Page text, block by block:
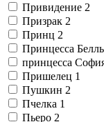
Привидение 2
Призрак 2
Принц 2
Принцесса Белль
принцесса
Пришелец 1
Пушкин 2
Пчелка 1
Пьеро 2